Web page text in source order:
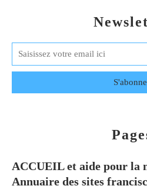
ACCUEIL et aide pour la
Annuaire des sites